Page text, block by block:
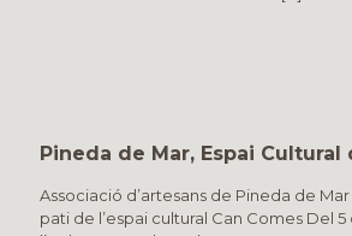
Pineda de Mar, Espai Cultural
Associació d’artesans de Pineda de Mar
pati de l’espai cultural Can Comes Del